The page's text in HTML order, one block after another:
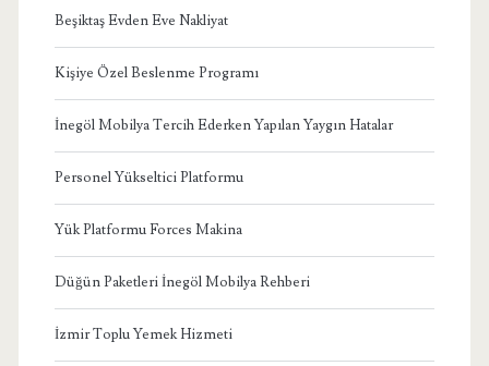
Beşiktaş Evden Eve Nakliyat
Kişiye Özel Beslenme Programı
İnegöl Mobilya Tercih Ederken Yapılan Yaygın Hatalar
Personel Yükseltici Platformu
Yük Platformu Forces Makina
Düğün Paketleri İnegöl Mobilya Rehberi
İzmir Toplu Yemek Hizmeti